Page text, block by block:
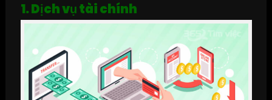
1. Dịch vụ tài chính